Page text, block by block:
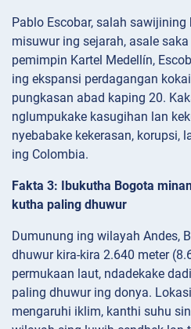
Pablo Escobar, salah
misuwur ing sejarah, asale
pemimpin Kartel Medellín,
ing ekspansi perdagangan
pungkasan abad kaping 20.
nglumpukake kasugihan lan
nyebabake kekerasan, korupsi,
ing Colombia.
Fakta 3: Ibukutha Bogota
kutha paling dhuwur
Dumunung ing wilayah Andes,
dhuwur kira-kira 2.640 meter
permukaan laut, ndadekake
paling dhuwur ing donya.
mengaruhi iklim, kanthi suhu